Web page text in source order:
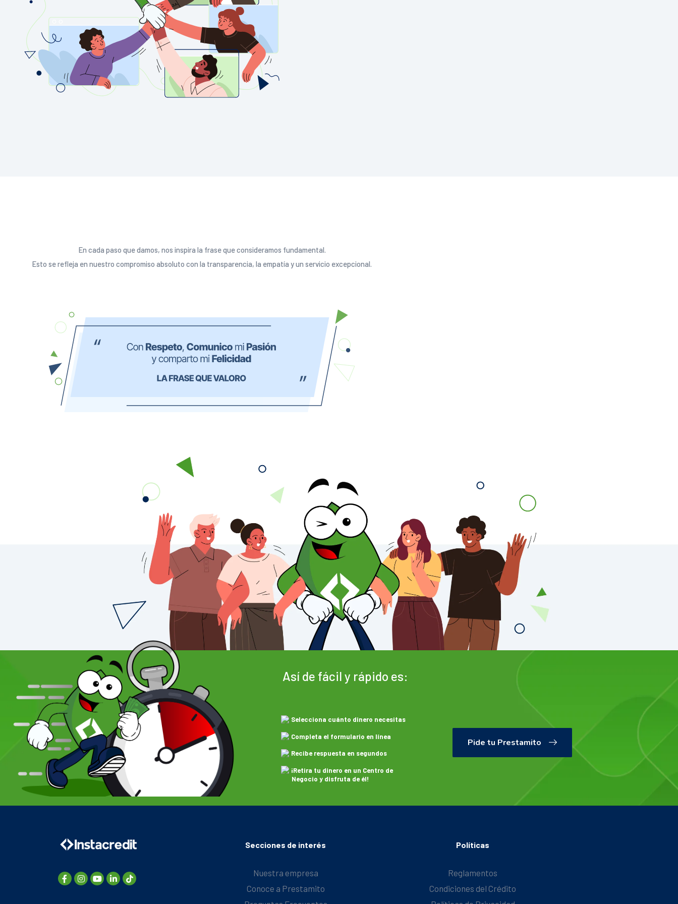
En cada paso que damos, nos inspira la frase que consideramos fundamental.
Esto se refleja en nuestro compromiso absoluto con la transparencia, la empatía y un servicio excepcional.
Así de fácil y rápido es:
Selecciona cuánto dinero necesitas
Completa el formulario en línea
Recibe respuesta en segundos
¡Retira tu dinero en un Centro de
Negocio y disfruta de él!
Pide tu Prestamito
Secciones de interés
Nuestra empresa
Conoce a Prestamito
Políticas
Reglamentos
Condiciones del Crédito